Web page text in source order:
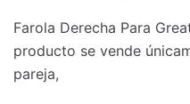
Farola Derecha Para
producto se vende
pareja,